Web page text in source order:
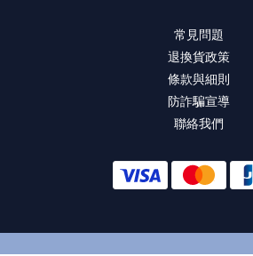
常見問題
退換貨政策
條款與細則
防詐騙宣導
聯絡我們